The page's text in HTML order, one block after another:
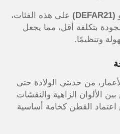
(DEFAR21)
على هذه الفئات،
بتكلفة أقل، مما يجعل
وتنظيمًا.
من حديثي الولادة حتى
بين الألوان الزاهية والنقشات
اعتماد القطن كخامة أساسية